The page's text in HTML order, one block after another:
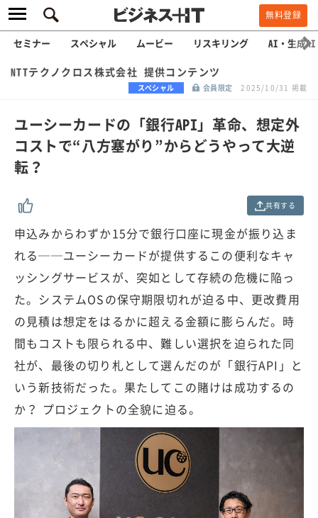
無料登録
セミナー スペシャル ムービー リスキリング AI・生成AI
NTTテクノクロス株式会社 提供コンテンツ
スペシャル 会員限定 2025/10/31 掲載
ユーシーカードの「銀行API」革命、想定外
コストで“八方塞がり”からどうやって大逆
転？
共有する
申込みからわずか15分で銀行口座に現金が振り込ま
れる──ユーシーカードが提供するこの便利なキャ
ッシングサービスが、突如として存続の危機に陥っ
た。システムOSの保守期限切れが迫る中、更改費用
の見積は想定をはるかに超える金額に膨らんだ。時
間もコストも限られる中、難しい選択を迫られた同
社が、最後の切り札として選んだのが「銀行API」と
いう新技術だった。果たしてこの賭けは成功するの
か？ プロジェクトの全貌に迫る。